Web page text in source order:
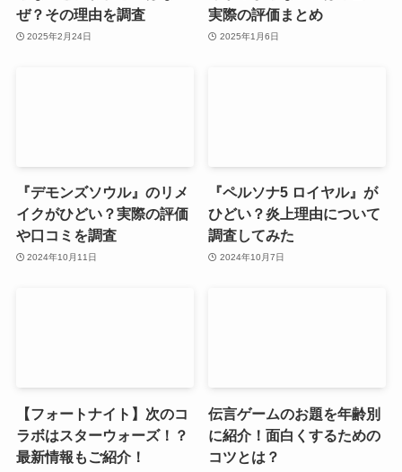
ぜ？その理由を調査
2025年2月24日
実際の評価まとめ
2025年1月6日
『デモンズソウル』のリメ
イクがひどい？実際の評価
や口コミを調査
2024年10月11日
『ペルソナ5 ロイヤル』が
ひどい？炎上理由について
調査してみた
2024年10月7日
【フォートナイト】次のコ
ラボはスターウォーズ！？
最新情報もご紹介！
伝言ゲームのお題を年齢別
に紹介！面白くするための
コツとは？